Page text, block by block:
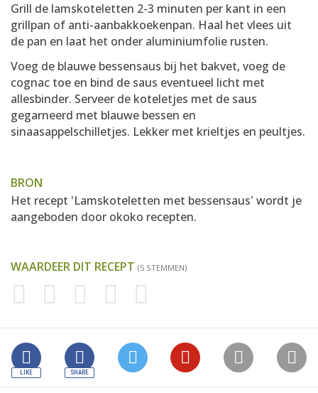
Grill de lamskoteletten 2-3 minuten per kant in een
grillpan of anti-aanbakkoekenpan. Haal het vlees uit
de pan en laat het onder aluminiumfolie rusten.
Voeg de blauwe bessensaus bij het bakvet, voeg de
cognac toe en bind de saus eventueel licht met
allesbinder. Serveer de koteletjes met de saus
gegarneerd met blauwe bessen en
sinaasappelschilletjes. Lekker met krieltjes en peultjes.
BRON
Het recept 'Lamskoteletten met bessensaus' wordt je
aangeboden door okoko recepten.
WAARDEER DIT RECEPT (5 STEMMEN)